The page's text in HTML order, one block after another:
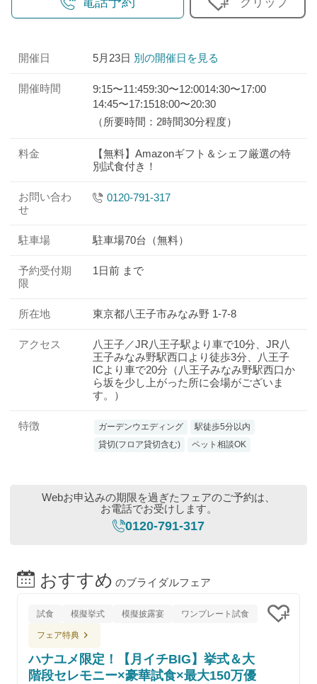
開催日 5月23日 別の開催日を見る
開催時間 9:15〜11:459:30〜12:0014:30〜17:00
14:45〜17:1518:00〜20:30
（所要時間：2時間30分程度）
料金
【無料】Amazonギフト＆シェフ厳選の特
別試食付き！
お問い合わ
せ
0120-791-317
駐車場 駐車場70台（無料）
予約受付期
限
1日前 まで
所在地 東京都八王子市みなみ野 1-7-8
アクセス
八王子／JR八王子駅より車で10分、JR八
王子みなみ野駅西口より徒歩3分、八王子
ICより車で20分（八王子みなみ野駅西口か
ら坂を少し上がった所に会場がございま
す。）
特徴 ガーデンウエディング
駅徒歩5分以内
貸切(フロア貸切含む)
ペット相談OK
Webお申込みの期限を過ぎたフェアのご予約は、
お電話でお受けします。
0120-791-317
おすすめ のブライダルフェア
試食 模擬挙式 模擬披露宴 ワンプレート試食
フェア特典
ハナユメ限定！【月イチBIG】挙式＆大
階段セレモニー×豪華試食×最大150万優